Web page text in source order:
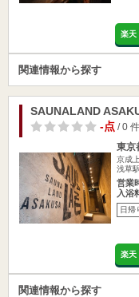
楽天
関連情報から探す
SAUNALAND
-点/ 0 件
東京
京成
浅草
営業
入浴
日帰
楽天
関連情報から探す